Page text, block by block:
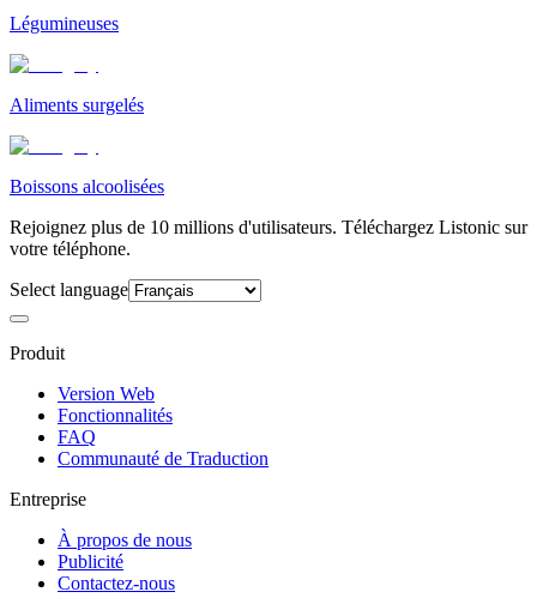
Légumineuses
Aliments surgelés
Boissons alcoolisées
Rejoignez plus de 10 millions d'utilisateurs. Téléchargez Listonic sur
votre téléphone.
Select language
Produit
Version Web
Fonctionnalités
FAQ
Communauté de Traduction
Entreprise
À propos de nous
Publicité
Contactez-nous